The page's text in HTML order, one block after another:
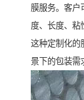
膜服务。客户
度、长度、粘
这种定制化的
景下的包装需